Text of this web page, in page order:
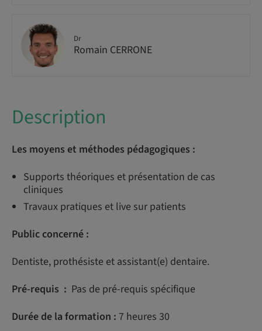
Dr
Romain CERRONE
Description
Les moyens et méthodes pédagogiques :
Supports théoriques et présentation de cas
cliniques
Travaux pratiques et live sur patients
Public concerné :
Dentiste, prothésiste et assistant(e) dentaire.
Pré-requis : Pas de pré-requis spécifique
Durée de la formation : 7 heures 30